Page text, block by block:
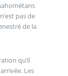
pas de
de la
qu’il
Les